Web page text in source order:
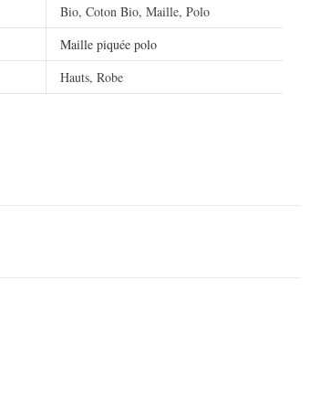
Bio, Coton Bio, Maille, Polo
Maille piquée polo
Hauts, Robe